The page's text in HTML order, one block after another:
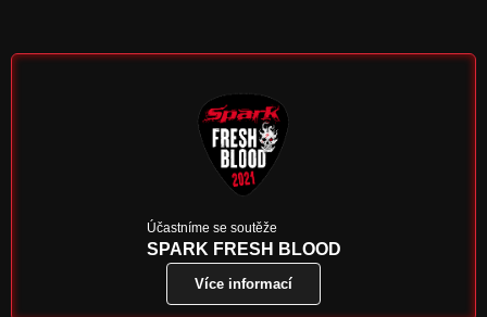
Účastníme se soutěže
SPARK FRESH BLOOD
Více informací